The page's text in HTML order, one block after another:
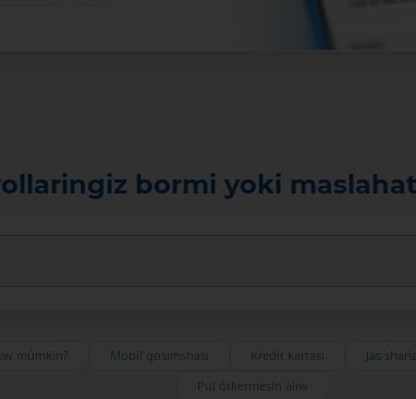
bormi yoki
múmkin? Mobil qosımshası Kredit kartası Jas
Pul ótkermesin alıw